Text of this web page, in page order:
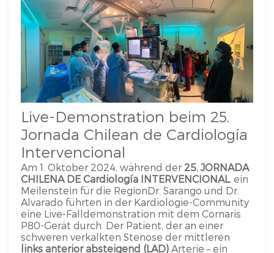
Live-Demonstration beim 25.
Jornada Chilean de Cardiología
Intervencional
Am 1. Oktober 2024, während der 25. JORNADA
CHILENA DE Cardiología INTERVENCIONAL, ein
Meilenstein für die RegionDr. Sarango und Dr.
Alvarado führten in der Kardiologie-Community
eine Live-Falldemonstration mit dem Cornaris
P80-Gerät durch. Der Patient, der an einer
schweren verkalkten Stenose der mittleren
links anterior absteigend (LAD)Arterie – ein